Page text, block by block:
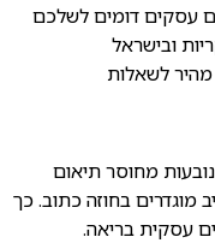
עסקים דומים לשלכם
ובישראל
לשאלות
מחוסר תיאום
מוגדרים בחוזה כתוב. כך
עסקית בריאה.